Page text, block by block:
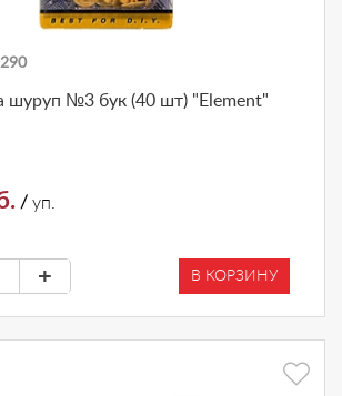
шуруп №3 бук (40 шт) "Element"
/ уп.
+ В КОРЗИНУ